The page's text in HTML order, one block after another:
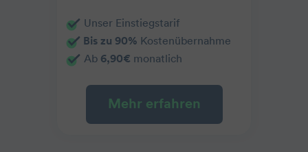
Unser Einstiegstarif
Bis zu 90% Kostenübernahme
Ab 6,90€ monatlich
Mehr erfahren